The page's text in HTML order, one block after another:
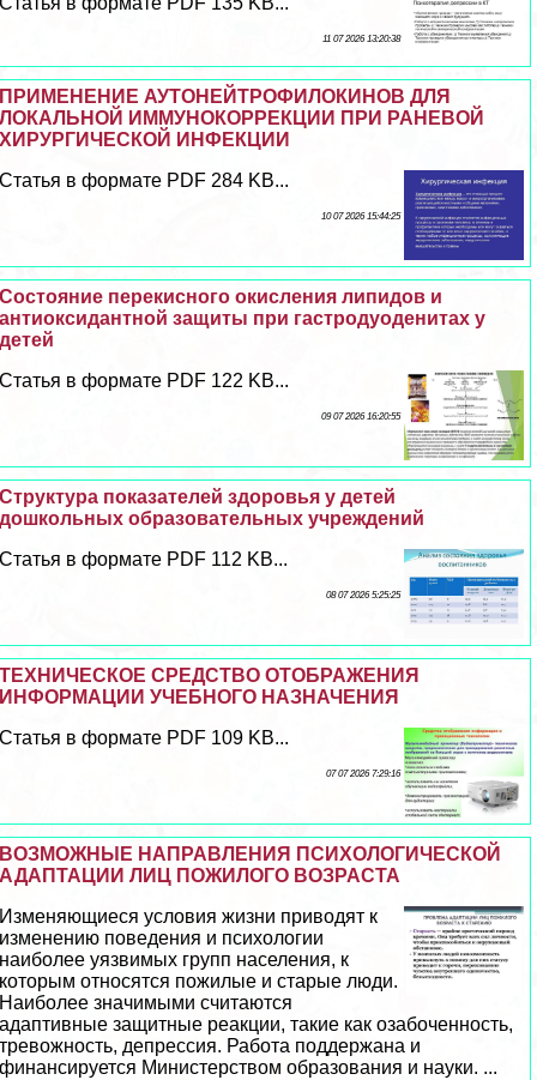
11 07 2026 13:20:38
ПРИМЕНЕНИЕ АУТОНЕЙТРОФИЛОКИНОВ ДЛЯ
ЛОКАЛЬНОЙ ИММУНОКОРРЕКЦИИ ПРИ РАНЕВОЙ
ХИРУРГИЧЕСКОЙ ИНФЕКЦИИ
Статья в формате PDF 284 KB...
10 07 2026 15:44:25
Состояние перекисного окисления липидов и
антиоксидантной защиты при гастродуоденитах у
детей
Статья в формате PDF 122 KB...
09 07 2026 16:20:55
Структура показателей здоровья у детей
дошкольных образовательных учреждений
Статья в формате PDF 112 KB...
08 07 2026 5:25:25
ТЕХНИЧЕСКОЕ СРЕДСТВО ОТОБРАЖЕНИЯ
ИНФОРМАЦИИ УЧЕБНОГО НАЗНАЧЕНИЯ
Статья в формате PDF 109 KB...
07 07 2026 7:29:16
ВОЗМОЖНЫЕ НАПРАВЛЕНИЯ ПСИХОЛОГИЧЕСКОЙ
АДАПТАЦИИ ЛИЦ ПОЖИЛОГО ВОЗРАСТА
Изменяющиеся условия жизни приводят к
изменению поведения и психологии
наиболее уязвимых групп населения, к
которым относятся пожилые и старые люди.
Наиболее значимыми считаются
адаптивные защитные реакции, такие как озабоченность,
тревожность, депрессия. Работа поддержана и
финансируется Министерством образования и науки. ...